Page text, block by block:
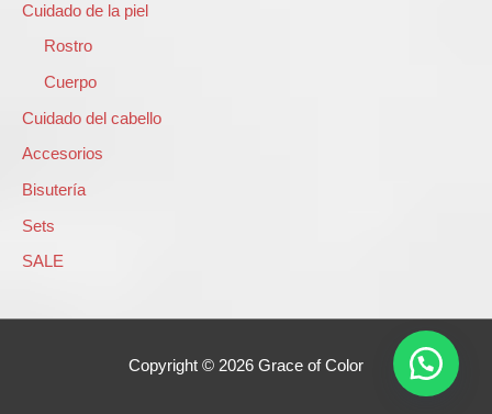
r
Cuidado de la piel
Rostro
Cuerpo
Cuidado del cabello
Accesorios
Bisutería
Sets
SALE
Copyright © 2026 Grace of Color